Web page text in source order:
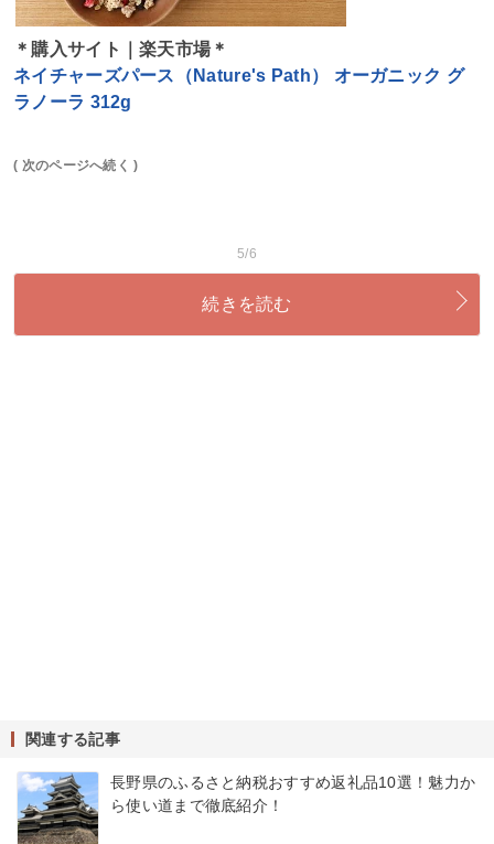
＊購入サイト｜楽天市場＊
ネイチャーズパース（Nature's Path） オーガニック グ
ラノーラ 312g
( 次のページへ続く )
5/6
続きを読む
関連する記事
長野県のふるさと納税おすすめ返礼品10選！魅力か
ら使い道まで徹底紹介！